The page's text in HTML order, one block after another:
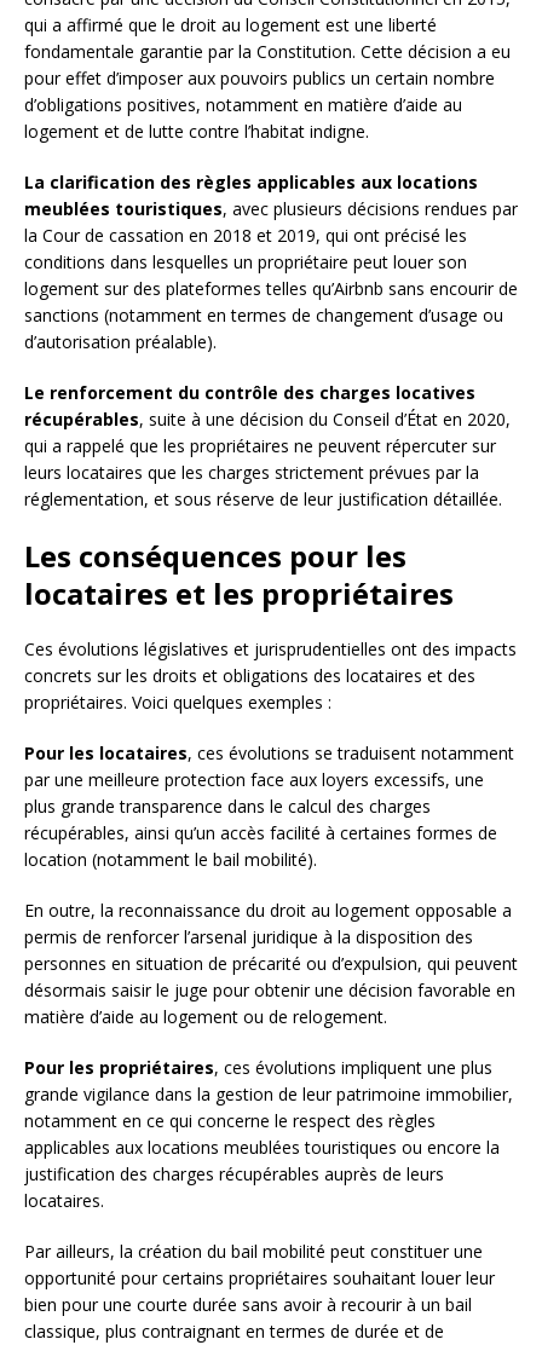
qui a affirmé que le droit au logement est une liberté
fondamentale garantie par la Constitution. Cette décision a eu
pour effet d’imposer aux pouvoirs publics un certain nombre
d’obligations positives, notamment en matière d’aide au
logement et de lutte contre l’habitat indigne.
La clarification des règles applicables aux locations
meublées touristiques, avec plusieurs décisions rendues par
la Cour de cassation en 2018 et 2019, qui ont précisé les
conditions dans lesquelles un propriétaire peut louer son
logement sur des plateformes telles qu’Airbnb sans encourir de
sanctions (notamment en termes de changement d’usage ou
d’autorisation préalable).
Le renforcement du contrôle des charges locatives
récupérables, suite à une décision du Conseil d’État en 2020,
qui a rappelé que les propriétaires ne peuvent répercuter sur
leurs locataires que les charges strictement prévues par la
réglementation, et sous réserve de leur justification détaillée.
Les conséquences pour les
locataires et les propriétaires
Ces évolutions législatives et jurisprudentielles ont des impacts
concrets sur les droits et obligations des locataires et des
propriétaires. Voici quelques exemples :
Pour les locataires, ces évolutions se traduisent notamment
par une meilleure protection face aux loyers excessifs, une
plus grande transparence dans le calcul des charges
récupérables, ainsi qu’un accès facilité à certaines formes de
location (notamment le bail mobilité).
En outre, la reconnaissance du droit au logement opposable a
permis de renforcer l’arsenal juridique à la disposition des
personnes en situation de précarité ou d’expulsion, qui peuvent
désormais saisir le juge pour obtenir une décision favorable en
matière d’aide au logement ou de relogement.
Pour les propriétaires, ces évolutions impliquent une plus
grande vigilance dans la gestion de leur patrimoine immobilier,
notamment en ce qui concerne le respect des règles
applicables aux locations meublées touristiques ou encore la
justification des charges récupérables auprès de leurs
locataires.
Par ailleurs, la création du bail mobilité peut constituer une
opportunité pour certains propriétaires souhaitant louer leur
bien pour une courte durée sans avoir à recourir à un bail
classique, plus contraignant en termes de durée et de